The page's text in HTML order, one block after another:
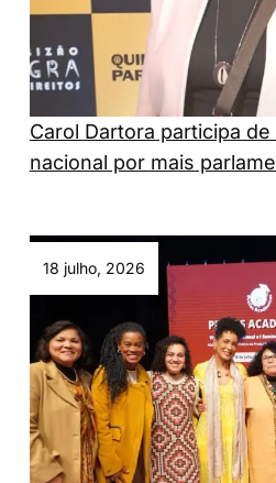
Carol Dartora participa
nacional por mais
18 julho, 2026